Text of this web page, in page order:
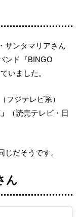
サンタマリアさん
ンド『BINGO
いました。
（フジテレビ系）
（読売テレビ・日
だそうです。
ん